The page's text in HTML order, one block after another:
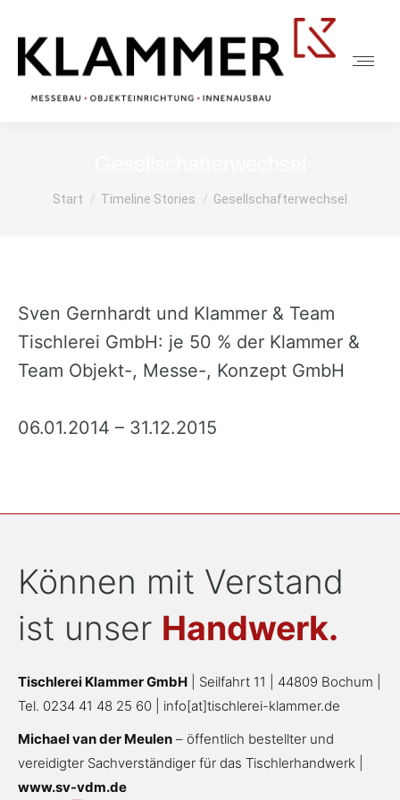
Sie befinden sich hier:
Start Timeline Stories Gesellschafterwechsel
Sven Gernhardt und Klammer & Team
Tischlerei GmbH: je 50 % der Klammer &
Team Objekt-, Messe-, Konzept GmbH
06.01.2014 – 31.12.2015
Können mit Verstand
ist unser Handwerk.
Tischlerei Klammer GmbH | Seilfahrt 11 | 44809 Bochum |
Tel. 0234 41 48 25 60 | info[at]tischlerei-klammer.de
Michael van der Meulen – öffentlich bestellter und
vereidigter Sachverständiger für das Tischlerhandwerk |
www.sv-vdm.de